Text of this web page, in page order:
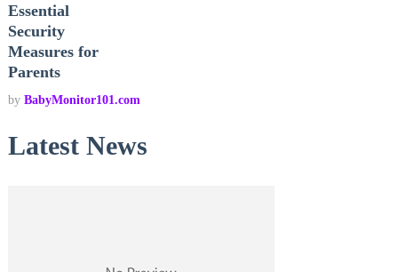
Essential
Security
Measures for
Parents
by BabyMonitor101.com
Latest News